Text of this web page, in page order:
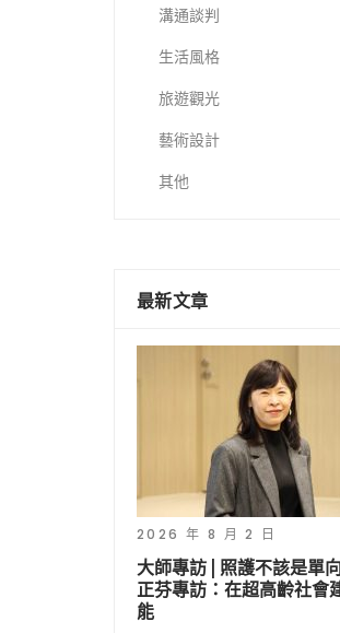
溝通談判
生活風格
旅遊觀光
藝術設計
其他
最新文章
2026 年 8 月 2 日
大師專訪 | 照護不該是單
正芬專訪：在超高齡社會
能